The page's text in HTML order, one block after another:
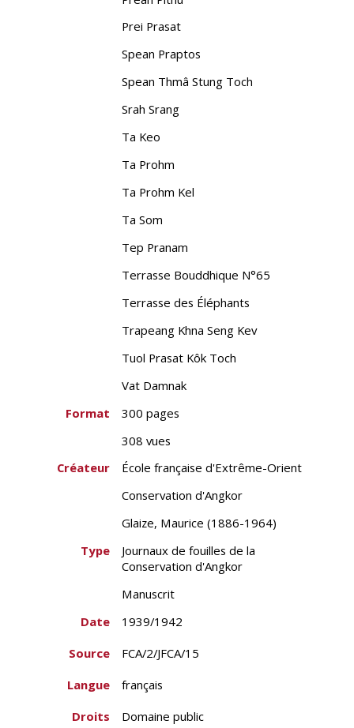
Prei Prasat
Spean Praptos
Spean Thmâ Stung Toch
Srah Srang
Ta Keo
Ta Prohm
Ta Prohm Kel
Ta Som
Tep Pranam
Terrasse Bouddhique N°65
Terrasse des Éléphants
Trapeang Khna Seng Kev
Tuol Prasat Kôk Toch
Vat Damnak
Format
300 pages
308 vues
Créateur
École française d'Extrême-Orient
Conservation d'Angkor
Glaize, Maurice (1886-1964)
Type
Journaux de fouilles de la
Conservation d'Angkor
Manuscrit
Date
1939/1942
Source
FCA/2/JFCA/15
Langue
français
Droits
Domaine public